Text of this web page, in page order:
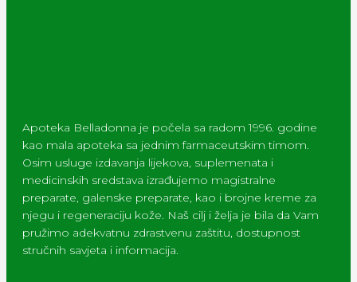
Apoteka Belladonna je počela sa radom 1996. godine
kao mala apoteka sa jednim farmaceutskim timom.
Osim usluge izdavanja lijekova, suplemenata i
medicinskih sredstava izrađujemo magistralne
preparate, galenske preparate, kao i brojne kreme za
njegu i regeneraciju kože. Naš cilj i želja je bila da Vam
pružimo adekvatnu zdrastvenu zaštitu, dostupnost
stručnih savjeta i informacija.